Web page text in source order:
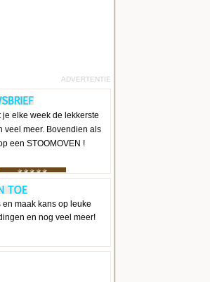
ADVERTENTIE
elke week de lekkerste
veel meer. Bovendien als
een STOOMOVEN !
maak kans op leuke
en nog veel meer!